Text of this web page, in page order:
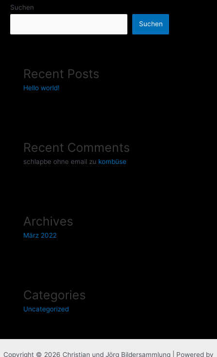
Suchen
Suchen
Recent Posts
Hello world!
Recent Comments
schlapbe ohne email zu kombüse
Archives
März 2022
Categories
Uncategorized
Copyright © 2026 Christian und Jörg Bildersammlung | Powered by